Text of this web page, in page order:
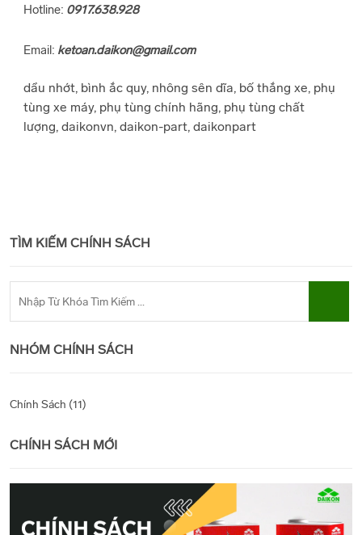
TÌM KIẾM CHÍNH SÁCH
NHÓM CHÍNH SÁCH
Chính Sách (11)
CHÍNH SÁCH MỚI
Hotline: 0917.638.928
Email: ketoan.daikon@gmail.com
dầu nhớt, bình ắc quy, nhông sên dĩa, bố thắng xe, phụ
tùng xe máy, phụ tùng chính hãng, phụ tùng chất
lượng, daikonvn, daikon-part, daikonpart